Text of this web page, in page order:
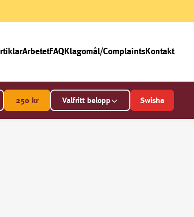
ArbetetFAQKlagomål/ComplaintsKontakt
250 kr Valfritt belopp Swisha